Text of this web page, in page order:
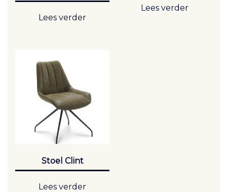
Lees verder
Lees verder
Stoel Clint
Lees verder